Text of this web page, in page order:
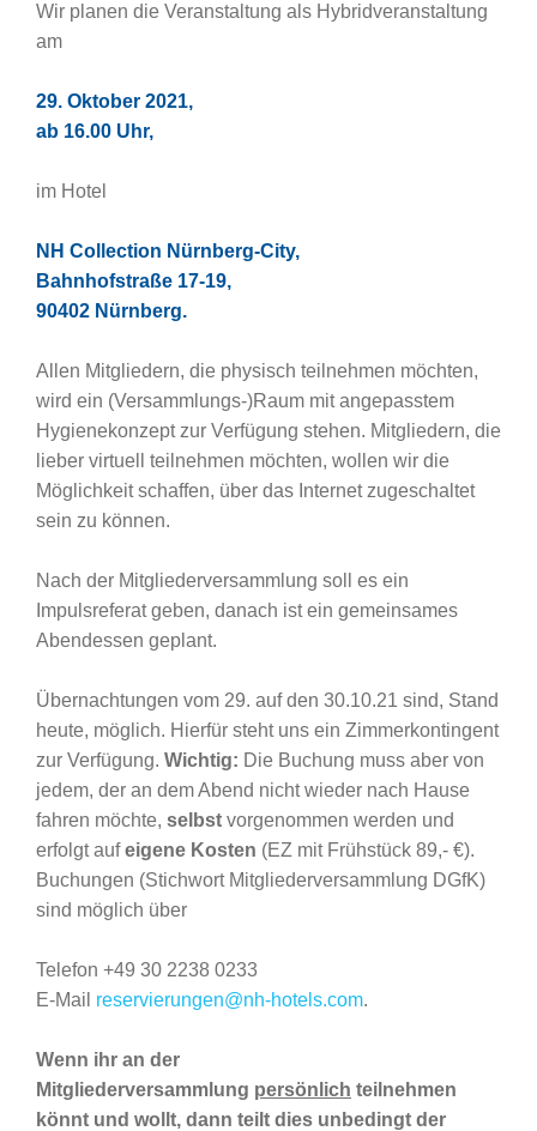
Wir planen die Veranstaltung als Hybridveranstaltung
am
29. Oktober 2021,
ab 16.00 Uhr,
im Hotel
NH Collection Nürnberg-City,
Bahnhofstraße 17-19,
90402 Nürnberg.
Allen Mitgliedern, die physisch teilnehmen möchten,
wird ein (Versammlungs-)Raum mit angepasstem
Hygienekonzept zur Verfügung stehen. Mitgliedern, die
lieber virtuell teilnehmen möchten, wollen wir die
Möglichkeit schaffen, über das Internet zugeschaltet
sein zu können.
Nach der Mitgliederversammlung soll es ein
Impulsreferat geben, danach ist ein gemeinsames
Abendessen geplant.
Übernachtungen vom 29. auf den 30.10.21 sind, Stand
heute, möglich. Hierfür steht uns ein Zimmerkontingent
zur Verfügung. Wichtig: Die Buchung muss aber von
jedem, der an dem Abend nicht wieder nach Hause
fahren möchte, selbst vorgenommen werden und
erfolgt aufeigene Kosten (EZ mit Frühstück 89,- €).
Buchungen (Stichwort Mitgliederversammlung DGfK)
sind möglich über
Telefon +49 30 2238 0233
E-Mail reservierungen@nh-hotels.com.
Wenn ihr an der
Mitgliederversammlung persönlich teilnehmen
könnt und wollt, dann teilt dies unbedingt der